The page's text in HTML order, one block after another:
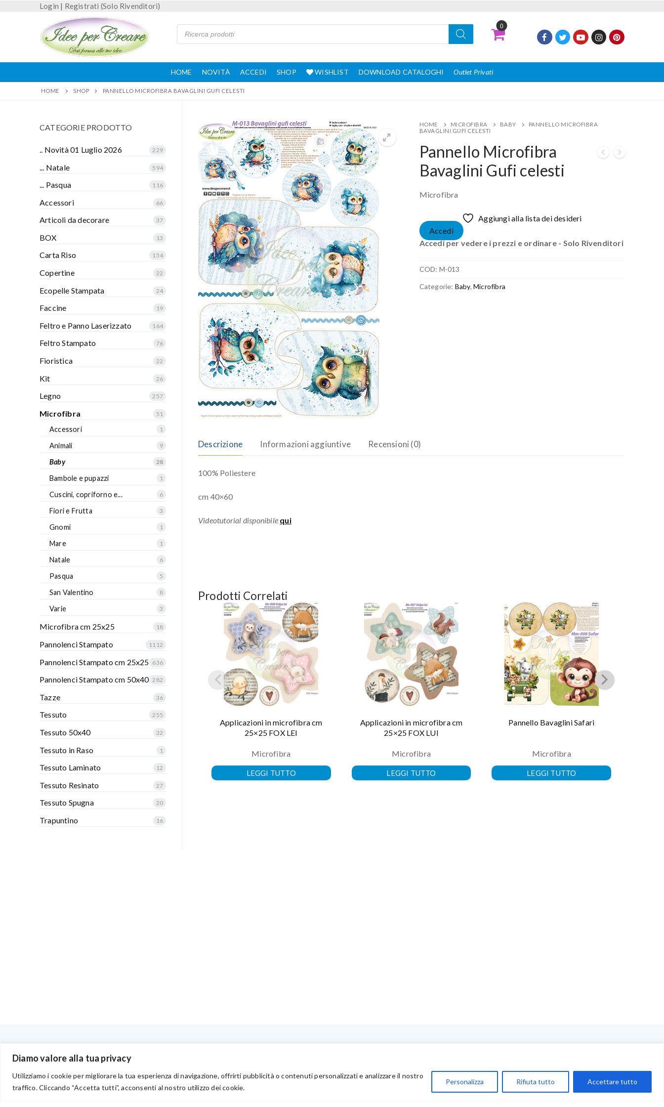
Diamo valore alla tua privacy
Utilizziamo i cookie per migliorare la tua esperienza di navigazione, offrirti pubblicità o contenuti personalizzati e analizzare il nostro
traffico. Cliccando “Accetta tutti”, acconsenti al nostro utilizzo dei cookie.
Personalizza Rifiuta tutto Accettare tutto
0
Login | Registrati (Solo Rivenditori)
HOME NOVITÀ ACCEDI SHOP WISHLIST DOWNLOAD CATALOGHI Outlet Privati
HOME SHOP PANNELLO MICROFIBRA BAVAGLINI GUFI CELESTI
HOME MICROFIBRA BABY
PANNELLO MICROFIBRA
BAVAGLINI GUFI CELESTI
Pannello Microfibra
Bavaglini Gufi celesti
Microfibra
Aggiungi alla lista dei desideri
Accedi
Accedi per vedere i prezzi e ordinare - Solo Rivenditori
COD: M-013
Categorie: Baby, Microfibra
Descrizione Informazioni aggiuntive Recensioni (0)
100% Poliestere
cm 40×60
Videotutorial disponibile qui
Prodotti Correlati
Applicazioni in microfibra cm
25×25 FOX LEI
Microfibra
LEGGI TUTTO
Applicazioni in microfibra cm
25×25 FOX LUI
Microfibra
LEGGI TUTTO
Pannello Bavaglini Safari
Microfibra
LEGGI TUTTO
CATEGORIE PRODOTTO
.. Novità 01 Luglio 2026 229
... Natale 594
... Pasqua 116
Accessori 66
Articoli da decorare 37
BOX 13
Carta Riso 154
Copertine 22
Ecopelle Stampata 24
Faccine 19
Feltro e Panno Laserizzato 164
Feltro Stampato 76
Fioristica 22
Kit 26
Legno 257
Microfibra 51
Accessori 1
Animali 9
Baby 28
Bambole e pupazzi 1
Cuscini, copriforno e... 6
Fiori e Frutta 3
Gnomi 1
Mare 1
Natale 6
Pasqua 5
San Valentino 8
Varie 3
Microfibra cm 25x25 18
Pannolenci Stampato 1112
Pannolenci Stampato cm 25x25 636
Pannolenci Stampato cm 50x40 282
Tazze 36
Tessuto 255
Tessuto 50x40 32
Tessuto in Raso 1
Tessuto Laminato 12
Tessuto Resinato 27
Tessuto Spugna 20
Trapuntino 16
Privacy
Chi Siamo
My Account
Carrello